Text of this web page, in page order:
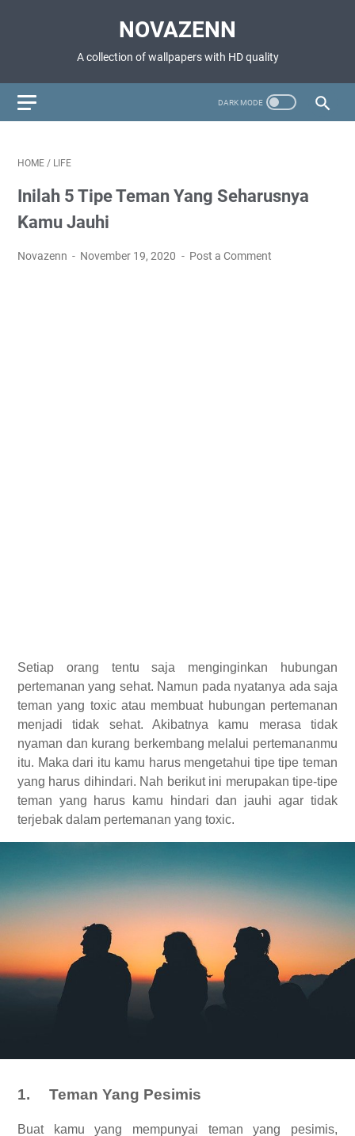
NOVAZENN
A collection of wallpapers with HD quality
HOME / LIFE
Inilah 5 Tipe Teman Yang Seharusnya
Kamu Jauhi
Novazenn November 19, 2020 Post a Comment
Setiap orang tentu saja menginginkan hubungan
pertemanan yang sehat. Namun pada nyatanya ada saja
teman yang toxic atau membuat hubungan pertemanan
menjadi tidak sehat. Akibatnya kamu merasa tidak
nyaman dan kurang berkembang melalui pertemananmu
itu. Maka dari itu kamu harus mengetahui tipe tipe teman
yang harus dihindari. Nah berikut ini merupakan tipe-tipe
teman yang harus kamu hindari dan jauhi agar tidak
terjebak dalam pertemanan yang toxic.
1. Teman Yang Pesimis
Buat kamu yang mempunyai teman yang pesimis,